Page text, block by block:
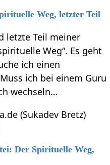
Weg, letzter Teil
letzte Teil meiner
Weg“. Es geht
ich einen
ich bei einem Guru
wechseln…
(Sukadev Bretz)
Der Spirituelle Weg,